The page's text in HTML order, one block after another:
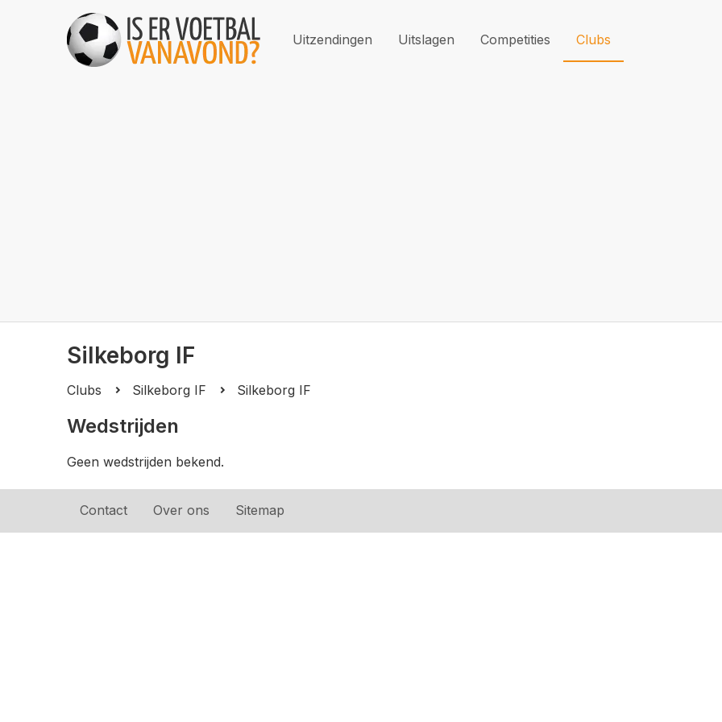
Uitzendingen Uitslagen Competities Clubs
Silkeborg IF
Clubs Silkeborg IF Silkeborg IF
Wedstrijden
Geen wedstrijden bekend.
Contact Over ons Sitemap